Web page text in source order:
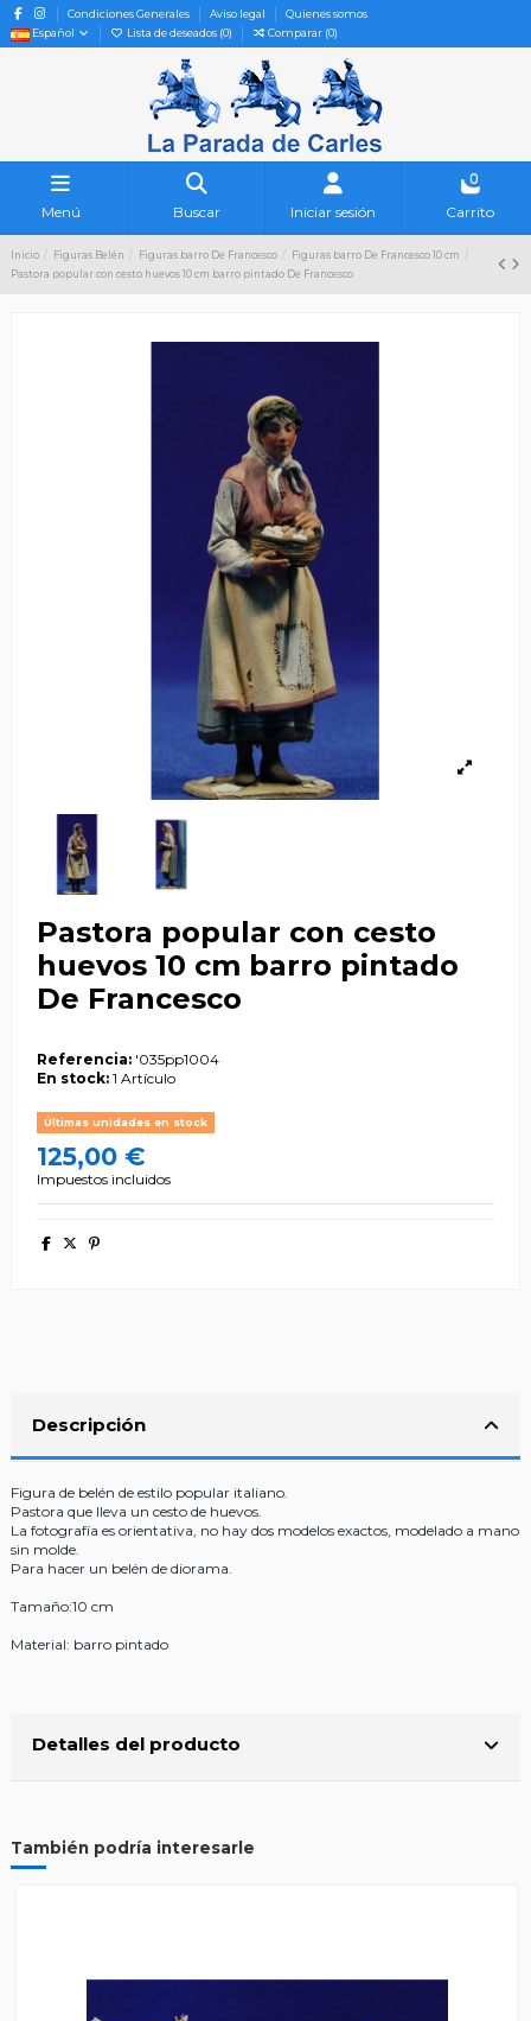
Condiciones Generales Aviso legal
Quienes somos
Español
Lista de deseados (0) Comparar (0)
Menú Buscar Iniciar sesión
0
Carrito
Inicio Figuras Belén Figuras barro De Francesco
Figuras barro De Francesco 10 cm
Pastora popular con cesto huevos 10 cm barro pintado De Francesco
Pastora popular con cesto
huevos 10 cm barro pintado
De Francesco
Referencia: '035pp1004
En stock: 1 Artículo
Últimas unidades en stock
125,00 €
Impuestos incluidos
Descripción
Figura de belén de estilo popular italiano.
Pastora que lleva un cesto de huevos.
La fotografía es orientativa, no hay dos modelos exactos, modelado a mano
sin molde.
Para hacer un belén de diorama.
Tamaño:10 cm
Material: barro pintado
Detalles del producto
También podría interesarle